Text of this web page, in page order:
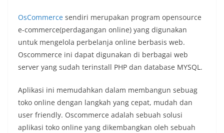
OsCommerce sendiri merupakan program opensource
e-commerce(perdagangan online) yang digunakan
untuk mengelola perbelanja online berbasis web.
Oscommerce ini dapat digunakan di berbagai web
server yang sudah terinstall PHP dan database MYSQL.
Aplikasi ini memudahkan dalam membangun sebuag
toko online dengan langkah yang cepat, mudah dan
user friendly. Oscommerce adalah sebuah solusi
aplikasi toko online yang dikembangkan oleh sebuah